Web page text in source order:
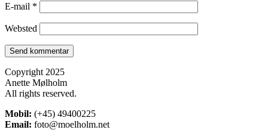
E-mail *
Websted
Copyright 2025
Anette Mølholm
All rights reserved.
Mobil: (+45) 49400225
Email: foto@moelholm.net